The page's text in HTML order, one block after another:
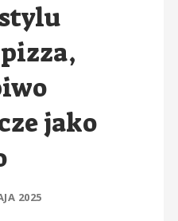
jako
2025